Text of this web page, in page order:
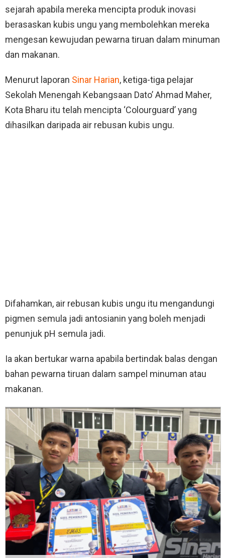
sejarah apabila mereka mencipta produk inovasi
berasaskan kubis ungu yang membolehkan mereka
mengesan kewujudan pewarna tiruan dalam minuman
dan makanan.
Menurut laporan Sinar Harian, ketiga-tiga pelajar
Sekolah Menengah Kebangsaan Dato’ Ahmad Maher,
Kota Bharu itu telah mencipta ‘Colourguard’ yang
dihasilkan daripada air rebusan kubis ungu.
Difahamkan, air rebusan kubis ungu itu mengandungi
pigmen semula jadi antosianin yang boleh menjadi
penunjuk pH semula jadi.
Ia akan bertukar warna apabila bertindak balas dengan
bahan pewarna tiruan dalam sampel minuman atau
makanan.